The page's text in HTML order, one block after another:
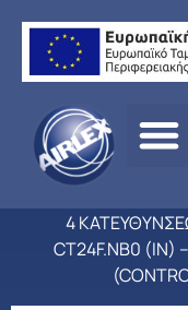
σελίδα/ΠΡΟΪΟΝΤΑ
4
CT24F.NB0 (IN)